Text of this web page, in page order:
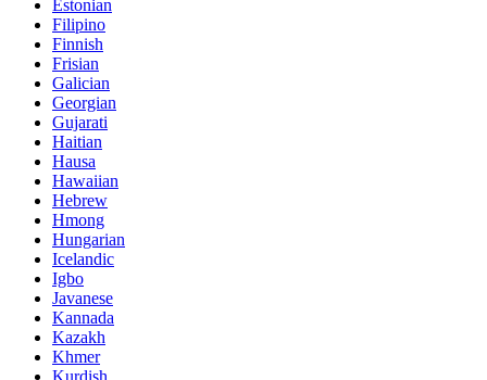
Estonian
Filipino
Finnish
Frisian
Galician
Georgian
Gujarati
Haitian
Hausa
Hawaiian
Hebrew
Hmong
Hungarian
Icelandic
Igbo
Javanese
Kannada
Kazakh
Khmer